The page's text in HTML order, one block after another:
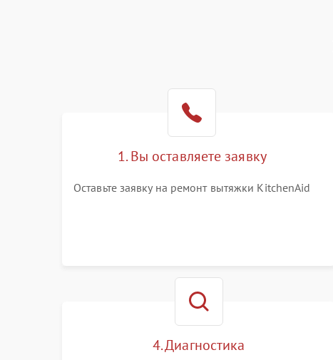
1. Вы оставляете заявку
Оставьте заявку на ремонт вытяжки KitchenAid
4. Диагностика